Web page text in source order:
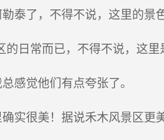
了，不得不说，这里的景
日常而已，不得不说，这里
感觉他们有点夸张了。
实很美！据说禾木风景区更美